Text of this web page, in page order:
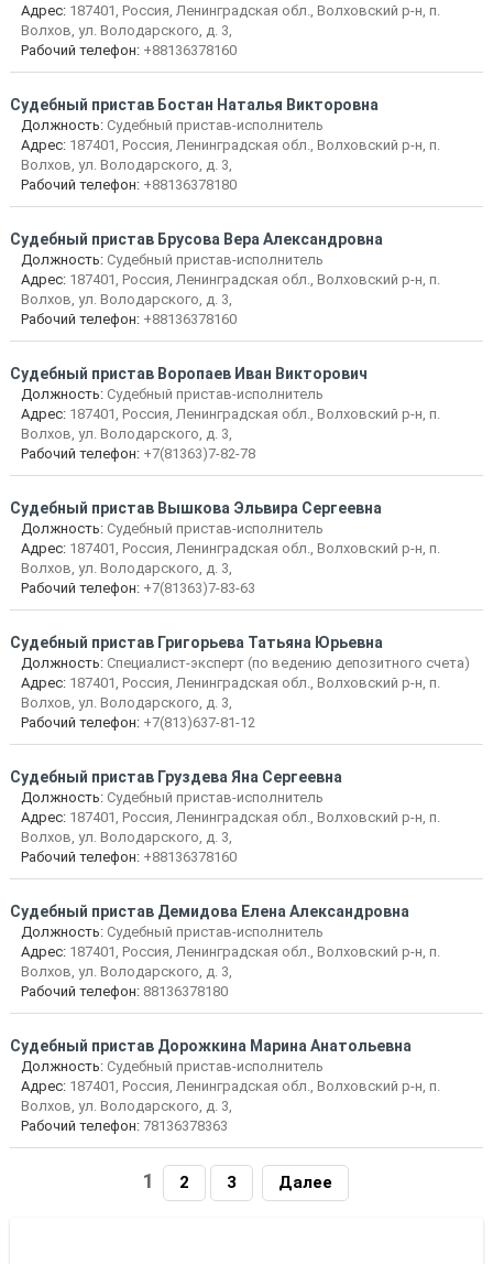
Адрес:187401, Россия, Ленинградская обл., Волховский р-н, п.
Волхов, ул. Володарского, д. 3,
Рабочий телефон:+88136378160
Судебный пристав Бостан Наталья Викторовна
Должность:Судебный пристав-исполнитель
Адрес:187401, Россия, Ленинградская обл., Волховский р-н, п.
Волхов, ул. Володарского, д. 3,
Рабочий телефон:+88136378180
Судебный пристав Брусова Вера Александровна
Должность:Судебный пристав-исполнитель
Адрес:187401, Россия, Ленинградская обл., Волховский р-н, п.
Волхов, ул. Володарского, д. 3,
Рабочий телефон:+88136378160
Судебный пристав Воропаев Иван Викторович
Должность:Судебный пристав-исполнитель
Адрес:187401, Россия, Ленинградская обл., Волховский р-н, п.
Волхов, ул. Володарского, д. 3,
Рабочий телефон:+7(81363)7-82-78
Судебный пристав Вышкова Эльвира Сергеевна
Должность:Судебный пристав-исполнитель
Адрес:187401, Россия, Ленинградская обл., Волховский р-н, п.
Волхов, ул. Володарского, д. 3,
Рабочий телефон:+7(81363)7-83-63
Судебный пристав Григорьева Татьяна Юрьевна
Должность:Специалист-эксперт (по ведению депозитного счета)
Адрес:187401, Россия, Ленинградская обл., Волховский р-н, п.
Волхов, ул. Володарского, д. 3,
Рабочий телефон:+7(813)637-81-12
Судебный пристав Груздева Яна Сергеевна
Должность:Судебный пристав-исполнитель
Адрес:187401, Россия, Ленинградская обл., Волховский р-н, п.
Волхов, ул. Володарского, д. 3,
Рабочий телефон:+88136378160
Судебный пристав Демидова Елена Александровна
Должность:Судебный пристав-исполнитель
Адрес:187401, Россия, Ленинградская обл., Волховский р-н, п.
Волхов, ул. Володарского, д. 3,
Рабочий телефон:88136378180
Судебный пристав Дорожкина Марина Анатольевна
Должность:Судебный пристав-исполнитель
Адрес:187401, Россия, Ленинградская обл., Волховский р-н, п.
Волхов, ул. Володарского, д. 3,
Рабочий телефон:78136378363
1 2 3 Далее